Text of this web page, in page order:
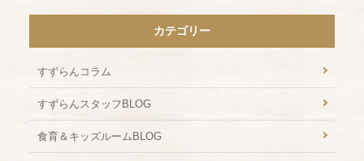
カテゴリー
すずらんコラム
すずらんスタッフBLOG
食育＆キッズルームBLOG